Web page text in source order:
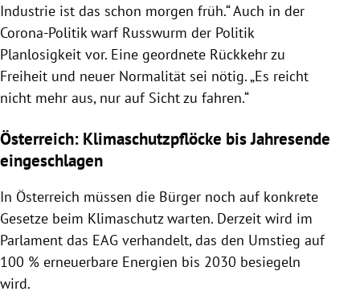
Industrie ist das schon morgen früh.“ Auch in der
Corona-Politik warf Russwurm der Politik
Planlosigkeit vor. Eine geordnete Rückkehr zu
Freiheit und neuer Normalität sei nötig. „Es reicht
nicht mehr aus, nur auf Sicht zu fahren.“
Österreich: Klimaschutzpflöcke bis Jahresende
eingeschlagen
In Österreich müssen die Bürger noch auf konkrete
Gesetze beim Klimaschutz warten. Derzeit wird im
Parlament das EAG verhandelt, das den Umstieg auf
100 % erneuerbare Energien bis 2030 besiegeln
wird.